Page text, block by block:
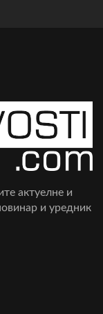
актуелне и
и уредник